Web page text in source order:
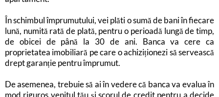
În schimbul împrumutului, vei plăti o sumă de bani în fiecare
lună, numită rată de plată, pentru o perioadă lungă de timp,
de obicei de până la 30 de ani. Banca va cere ca
proprietatea imobiliară pe care o achiziționezi să servească
drept garanție pentru împrumut.
De asemenea, trebuie să ai în vedere că banca va evalua în
mod riguros venitul tău și scorul de credit pentru a decide